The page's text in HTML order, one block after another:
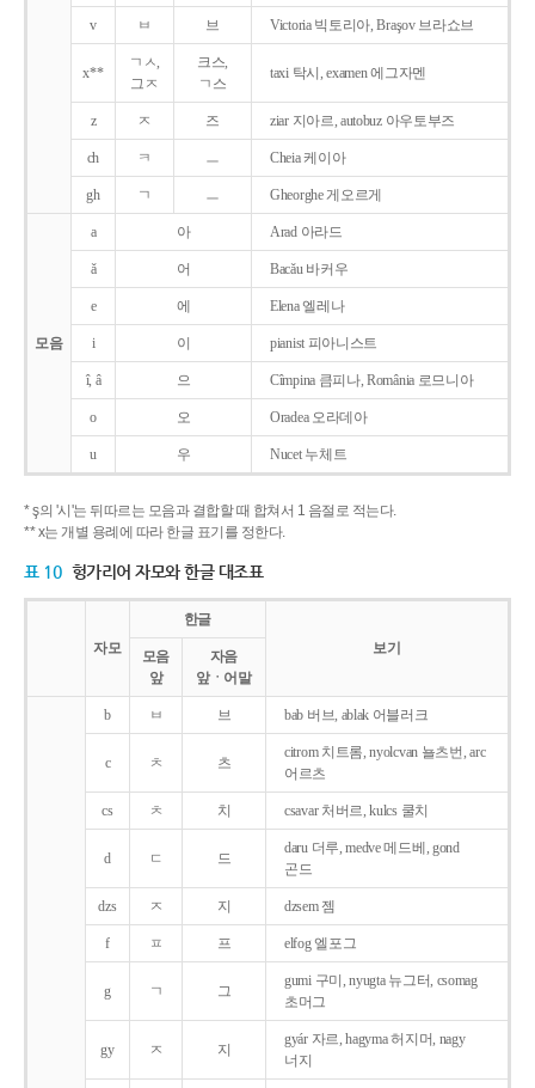
v ㅂ 브 Victoria 빅토리아, Braşov 브라쇼브
x**
ㄱㅅ,
그ㅈ
크스,
ㄱ스
taxi 탁시, examen 에그자멘
z ㅈ 즈 ziar 지아르, autobuz 아우토부즈
ch ㅋ ㅡ Cheia 케이아
gh ㄱ ㅡ Gheorghe 게오르게
모음
a 아 Arad 아라드
ǎ 어 Bacǎu 바커우
e 에 Elena 엘레나
i 이 pianist 피아니스트
î, â 으 Cîmpina 큼피나, România 로므니아
o 오 Oradea 오라데아
u 우 Nucet 누체트
* ş의 '시'는 뒤따르는 모음과 결합할 때 합쳐서 1 음절로 적는다.
** x는 개별 용례에 따라 한글 표기를 정한다.
표 10 헝가리어 자모와 한글 대조표
자모
한글
보기
모음
앞
자음
앞ㆍ어말
b ㅂ 브 bab 버브, ablak 어블러크
c ㅊ 츠
citrom 치트롬, nyolcvan 뇰츠번, arc
어르츠
cs ㅊ 치 csavar 처버르, kulcs 쿨치
d ㄷ 드
daru 더루, medve 메드베, gond
곤드
dzs ㅈ 지 dzsem 젬
f ㅍ 프 elfog 엘포그
g ㄱ 그
gumi 구미, nyugta 뉴그터, csomag
초머그
gy ㅈ 지
gyár 자르, hagyma 허지머, nagy
너지